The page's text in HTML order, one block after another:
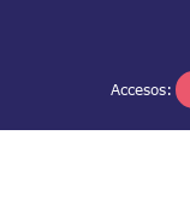
Accesos: